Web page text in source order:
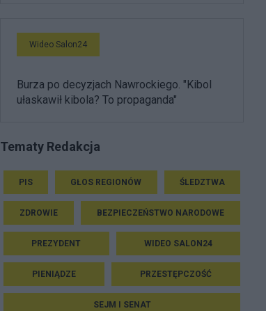
Wideo Salon24
Burza po decyzjach Nawrockiego. "Kibol
ułaskawił kibola? To propaganda"
Tematy Redakcja
PIS GŁOS REGIONÓW ŚLEDZTWA
ZDROWIE BEZPIECZEŃSTWO NARODOWE
PREZYDENT WIDEO SALON24
PIENIĄDZE PRZESTĘPCZOŚĆ
SEJM I SENAT